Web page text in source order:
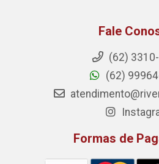
Fale
(62)
(62)
Formas de